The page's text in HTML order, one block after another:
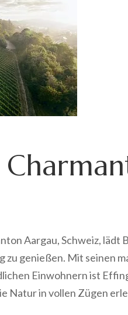
Aargau, Schweiz, lädt
zu genießen. Mit seinen
Einwohnern ist
Natur in vollen Zügen